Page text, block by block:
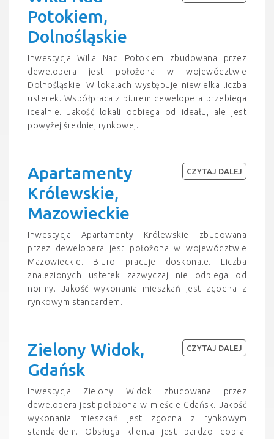
Potokiem,
Dolnośląskie
Inwestycja Willa Nad Potokiem zbudowana przez
dewelopera jest położona w województwie
Dolnośląskie. W lokalach występuje niewielka liczba
usterek. Współpraca z biurem dewelopera przebiega
idealnie. Jakość lokali odbiega od ideału, ale jest
powyżej średniej rynkowej.
Apartamenty
Królewskie,
Mazowieckie
Inwestycja Apartamenty Królewskie zbudowana
przez dewelopera jest położona w województwie
Mazowieckie. Biuro pracuje doskonale. Liczba
znalezionych usterek zazwyczaj nie odbiega od
normy. Jakość wykonania mieszkań jest zgodna z
rynkowym standardem.
CZYTAJ DALEJ
Zielony Widok,
Gdańsk
Inwestycja Zielony Widok zbudowana przez
dewelopera jest położona w mieście Gdańsk. Jakość
wykonania mieszkań jest zgodna z rynkowym
standardem. Obsługa klienta jest bardzo dobra.
CZYTAJ DALEJ